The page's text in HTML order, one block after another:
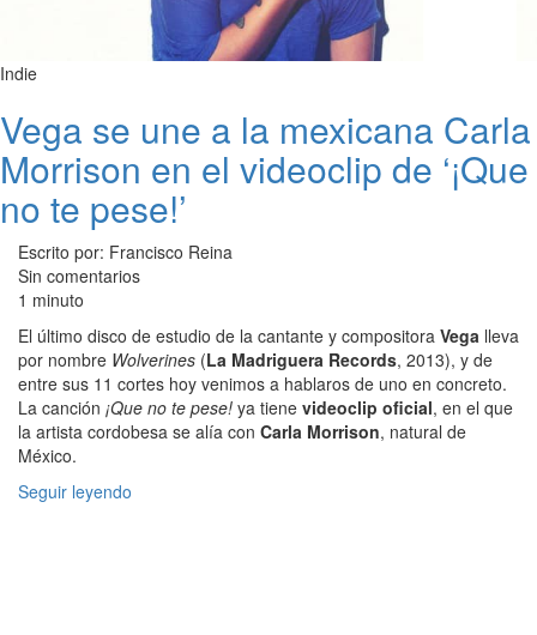
Indie
Vega se une a la mexicana Carla
Morrison en el videoclip de ‘¡Que
no te pese!’
Escrito por: Francisco Reina
Sin comentarios
1 minuto
El último disco de estudio de la cantante y compositora Vega lleva
por nombre Wolverines (La Madriguera Records, 2013), y de
entre sus 11 cortes hoy venimos a hablaros de uno en concreto.
La canción ¡Que no te pese! ya tiene videoclip oficial, en el que
la artista cordobesa se alía con Carla Morrison, natural de
México.
Seguir leyendo